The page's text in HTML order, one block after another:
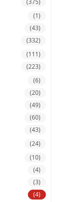
(375)
(1)
(43)
(332)
(111)
(223)
(6)
(20)
(49)
(60)
(43)
(24)
(10)
(4)
(3)
(4)